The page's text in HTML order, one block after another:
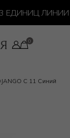
ЛИНИИ
C 11 Синий